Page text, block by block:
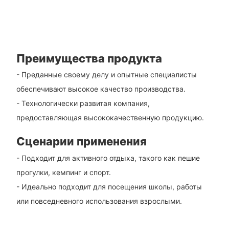
Преимущества продукта
- Преданные своему делу и опытные специалисты
обеспечивают высокое качество производства.
- Технологически развитая компания,
предоставляющая высококачественную продукцию.
Сценарии применения
- Подходит для активного отдыха, такого как пешие
прогулки, кемпинг и спорт.
- Идеально подходит для посещения школы, работы
или повседневного использования взрослыми.